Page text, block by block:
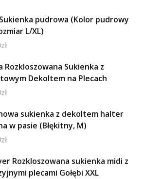
pudrowa (Kolor pudrowy
L/XL)
zł
Rozkloszowana Sukienka z
Dekoltem na Plecach
zł
sukienka z dekoltem halter
w pasie (Błękitny, M)
zł
Rozkloszowana sukienka midi z
plecami Gołębi XXL